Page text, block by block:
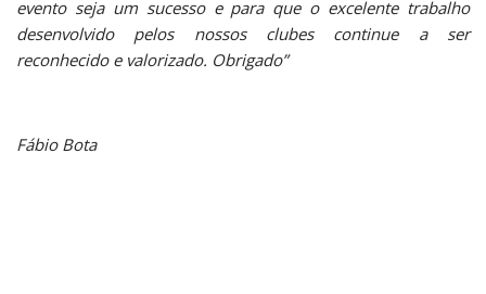
evento seja um sucesso e para que o excelente trabalho
desenvolvido pelos nossos clubes continue a ser
reconhecido e valorizado. Obrigado”
Fábio Bota